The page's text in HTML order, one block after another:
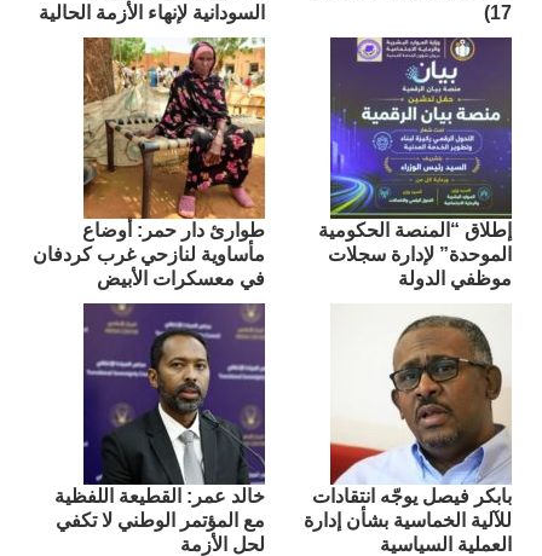
17)
السودانية لإنهاء الأزمة الحالية
إطلاق “المنصة الحكومية
الموحدة” لإدارة سجلات
موظفي الدولة
طوارئ دار حمر: أوضاع
مأساوية لنازحي غرب كردفان
في معسكرات الأبيض
بابكر فيصل يوجّه انتقادات
للآلية الخماسية بشأن إدارة
العملية السياسية
​خالد عمر: القطيعة اللفظية
مع المؤتمر الوطني لا تكفي
لحل الأزمة